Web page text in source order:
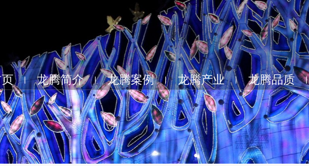
龙腾简介 龙腾案例 龙腾产业 龙腾品质